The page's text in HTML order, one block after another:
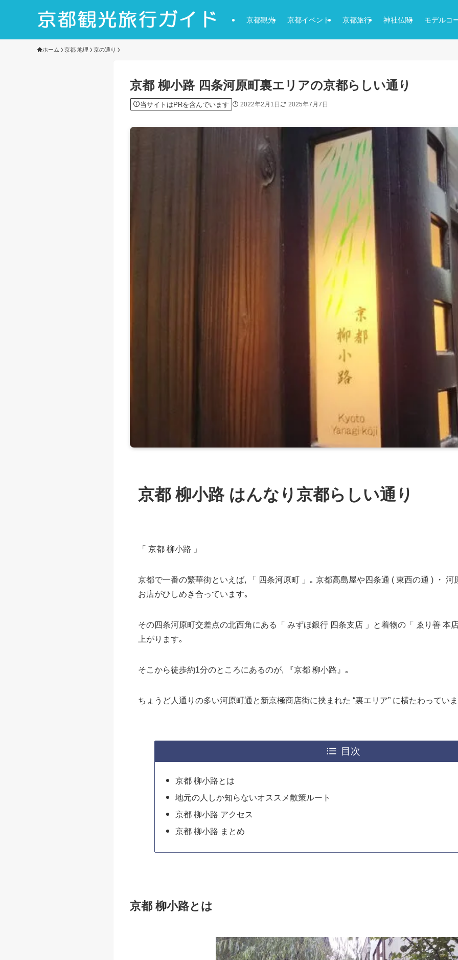
京都観光 京都イベント 京都旅行 神社仏閣 モデルコ
ホーム 京都 地理 京の通り
京都 柳小路 四条河原町裏エリアの京都らしい通り
当サイトはPRを含んでいます 2022年2月1日 2025年7月7日
京都 柳小路 はんなり京都らしい通り
「 京都 柳小路 」
京都で一番の繁華街といえば, 「 四条河原町 」｡ 京都高島屋や四条通 ( 東西の通 ) ・ 河
お店がひしめき合っています｡
その四条河原町交差点の北西角にある「 みずほ銀行 四条支店 」と着物の「 ゑり善 本
上がります｡
そこから徒歩約1分のところにあるのが, 『京都 柳小路』｡
ちょうど人通りの多い河原町通と新京極商店街に挟まれた “裏エリア” に横たわってい
目次
京都 柳小路とは
地元の人しか知らないオススメ散策ルート
京都 柳小路 アクセス
京都 柳小路 まとめ
京都 柳小路とは